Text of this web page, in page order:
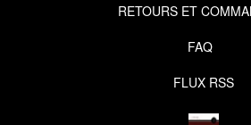
RETOURS ET
FAQ
FLUX RSS